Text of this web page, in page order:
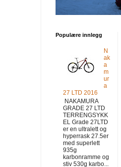
Populære innlegg
N
ak
a
m
ur
a
27 LTD 2016
NAKAMURA
GRADE 27 LTD
TERRENGSYKK
EL Grade 27LTD
er en ultralett og
hyperrask 27.5er
med superlett
935g
karbonramme og
stiv 530g karbo...